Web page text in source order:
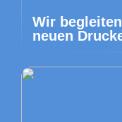
Wir
neuen